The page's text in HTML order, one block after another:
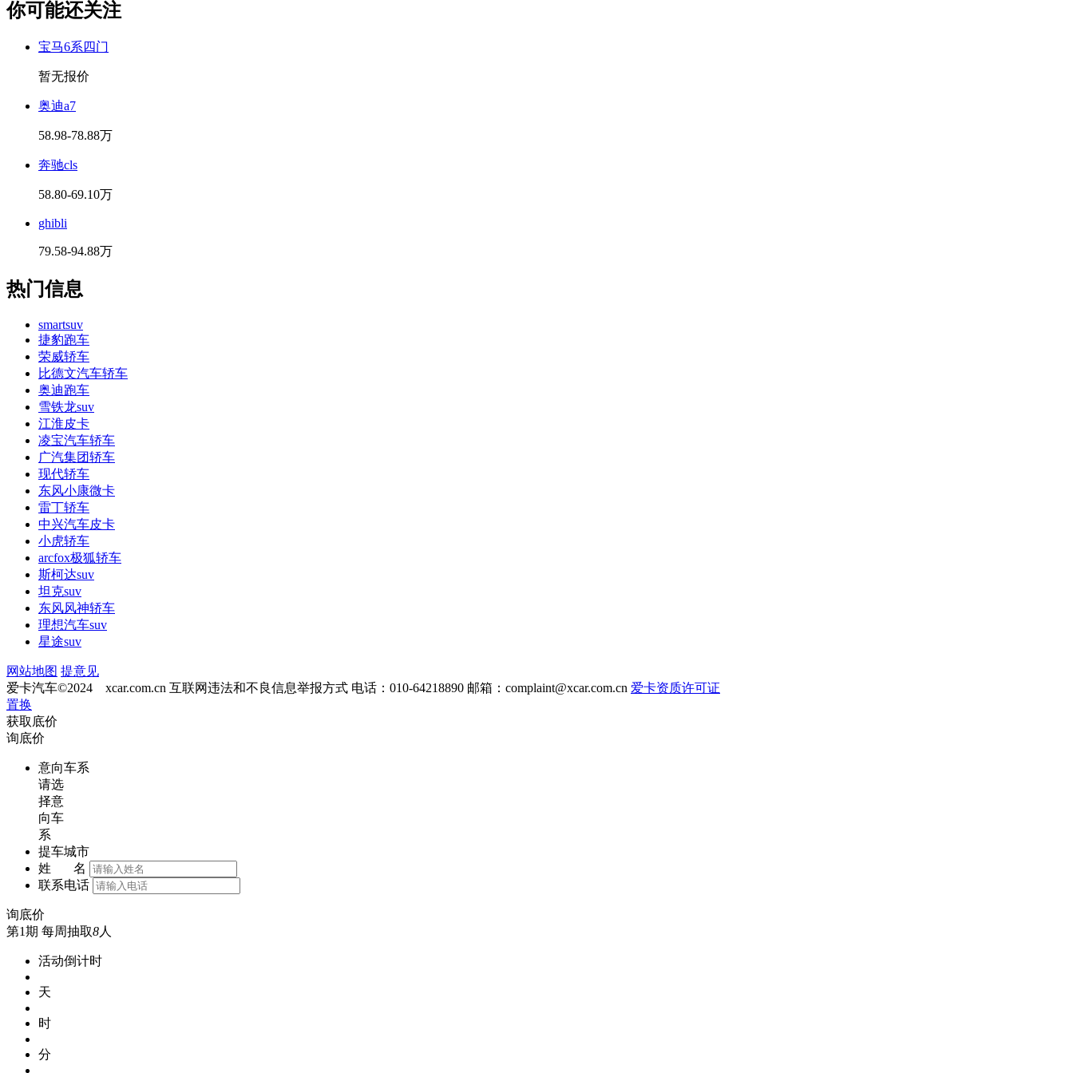
你可能还关注
宝马6系四门
暂无报价
奥迪a7
58.98-78.88万
奔驰cls
58.80-69.10万
ghibli
79.58-94.88万
热门信息
smartsuv
捷豹跑车
荣威轿车
比德文汽车轿车
奥迪跑车
雪铁龙suv
江淮皮卡
凌宝汽车轿车
广汽集团轿车
现代轿车
东风小康微卡
雷丁轿车
中兴汽车皮卡
小虎轿车
arcfox极狐轿车
斯柯达suv
坦克suv
东风风神轿车
理想汽车suv
星途suv
网站地图 提意见
爱卡汽车©2024 xcar.com.cn 互联网违法和不良信息举报方式 电话：010-64218890 邮箱： complaint@xcar.com.cn 爱卡资质许可证
置换
获取底价
询底价
意向车系
请选
择意
向车
系
提车城市
姓 名
联系电话
询底价
第1期 每周抽取8人
活动倒计时
天
时
分